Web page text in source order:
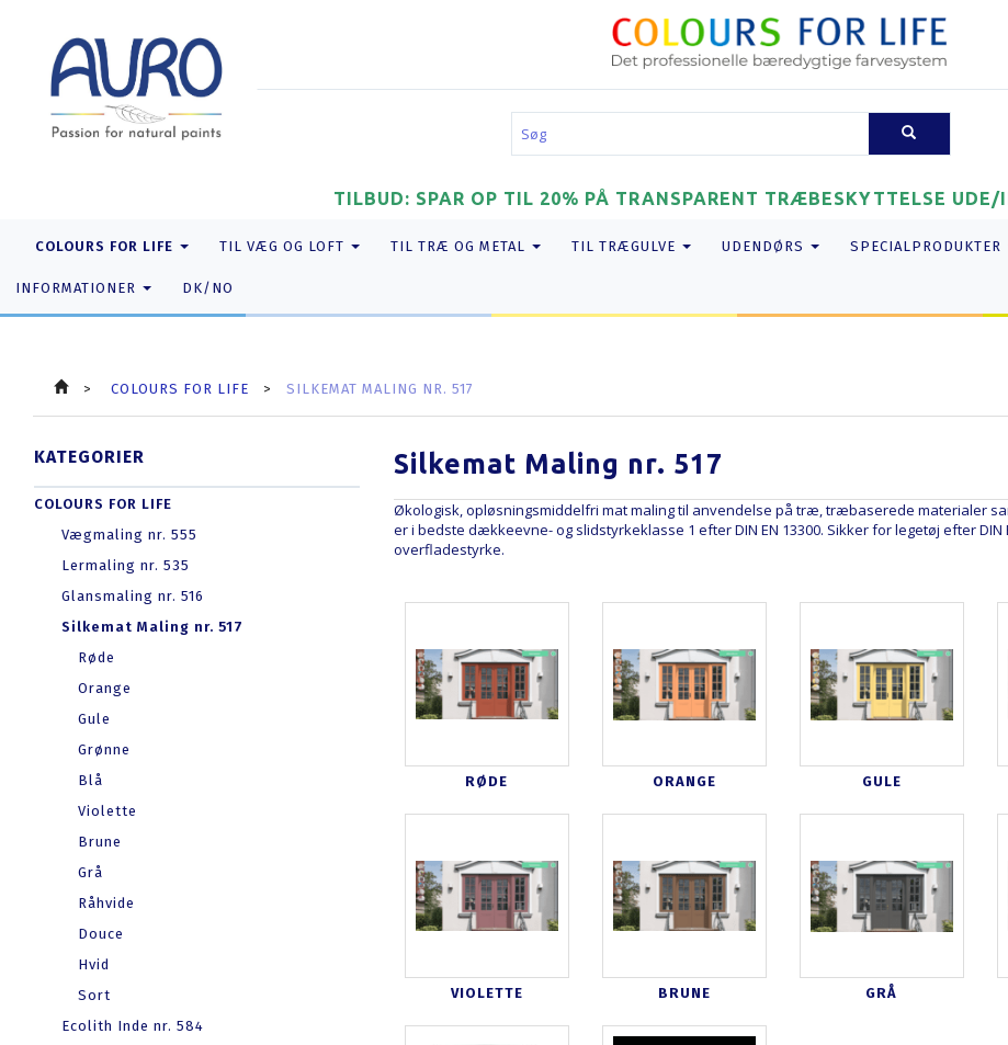
TILBUD: SPAR OP TIL 20% PÅ TRANSPARENT TRÆBESKYTTELSE UDE/
COLOURS FOR LIFE TIL VÆG OG LOFT TIL TRÆ OG METAL TIL TRÆGULVE UDENDØRS SPECIALPRODUKTER
INFORMATIONER DK/NO
COLOURS FOR LIFE SILKEMAT MALING NR. 517
KATEGORIER
COLOURS FOR LIFE
Vægmaling nr. 555
Lermaling nr. 535
Glansmaling nr. 516
Silkemat Maling nr. 517
Røde
Orange
Gule
Grønne
Blå
Violette
Brune
Grå
Råhvide
Douce
Hvid
Sort
Ecolith Inde nr. 584
Silkemat Maling nr. 517
Økologisk, opløsningsmiddelfri mat maling til anvendelse på træ, træbaserede materialer
er i bedste dækkeevne- og slidstyrkeklasse 1 efter DIN EN 13300. Sikker for legetøj efter
overfladestyrke.
RØDE ORANGE GULE
VIOLETTE BRUNE GRÅ